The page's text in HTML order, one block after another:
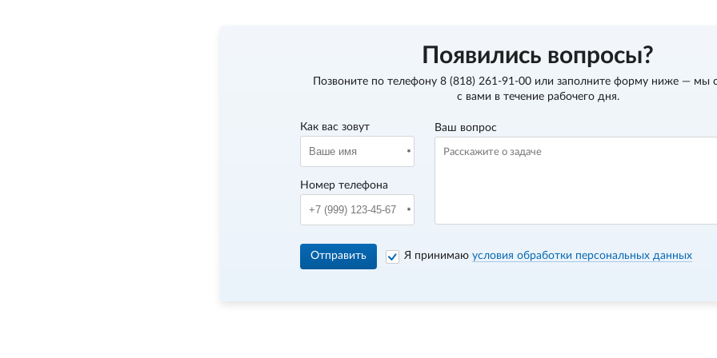
Появились вопросы?
Позвоните по телефону 8 (818) 261-91-00или заполните форму ниже — мы
с вами в течение рабочего дня.
Как вас зовут
Номер телефона
Ваш вопрос
Отправить Я принимаю условия обработки персональных данных